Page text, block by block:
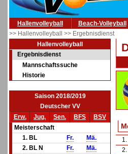
Hallenvolleyball Beach-Volleyball
>> Hallenvolleyball >> Ergebnisdienst
Hallenvolleyball
Ergebnisdienst
Mannschaftssuche
Historie
Saison 2018/2019
Deutscher VV
Erw.
Jug. Sen. BFS
BSV
Meisterschaft
1. BL
Fr.
Mä.
2. BL N
Fr.
Mä.